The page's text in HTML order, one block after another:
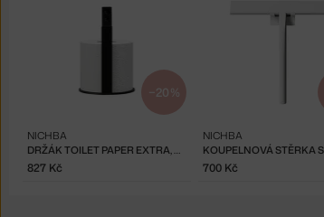
−20 %
DRŽÁK TOILET PAPER EXTRA, BLACK
NICHBA
827 Kč
NICHBA
700 Kč